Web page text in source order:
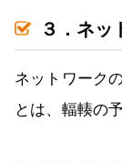
３．ネッ
ネットワーク
とは、輻輳の